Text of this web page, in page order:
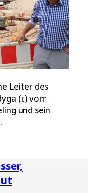
Leiter des
(r.) vom
und sein